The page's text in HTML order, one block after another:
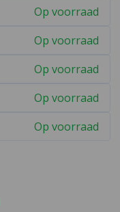
Op voorraad
Op voorraad
Op voorraad
Op voorraad
Op voorraad